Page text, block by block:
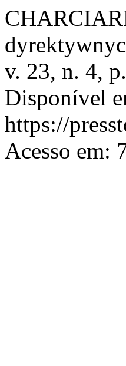
v. 23, n. 4,
Disponível
https://
Acesso em: